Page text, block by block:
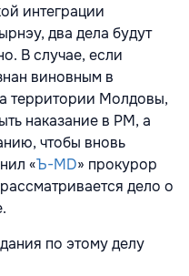
интеграции
два дела будут
В случае, если
виновным в
территории Молдовы,
наказание в РМ, а
чтобы вновь
«Ъ-MD» прокурор
дело о
по этому делу